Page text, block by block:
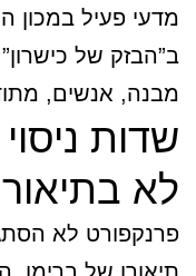
מדעי פעיל במכון
ב”הבזק של
מבנה, אנשים,
שדות
לא
פרנקפורט לא